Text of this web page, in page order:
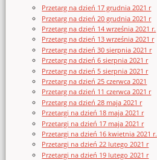
Przetarg na dzień 17 grudnia 2021 r
Przetarg na dzień 20 grudnia 2021 r
Przetarg na dzień 14 września 2021 r.
Przetarg na dzień 13 września 2021 r
Przetarg na dzień 30 sierpnia 2021 r
Przetarg na dzień 6 sierpnia 2021 r
Przetarg na dzień 5 sierpnia 2021 r
Przetarg na dzień 25 czerwca 2021
Przetarg na dzień 11 czerwca 2021 r
Przetarg na dzień 28 maja 2021 r
Przetargi na dzień 18 maja 2021 r
Przetargi na dzień 17 maja 2021 r
Przetargi na dzień 16 kwietnia 2021 r.
Przetargi na dzień 22 lutego 2021 r
Przetargi na dzień 19 lutego 2021 r